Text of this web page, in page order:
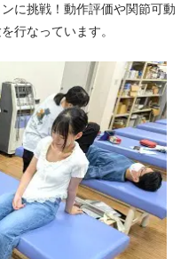
に挑戦！動作評価や関節可動
行なっています。